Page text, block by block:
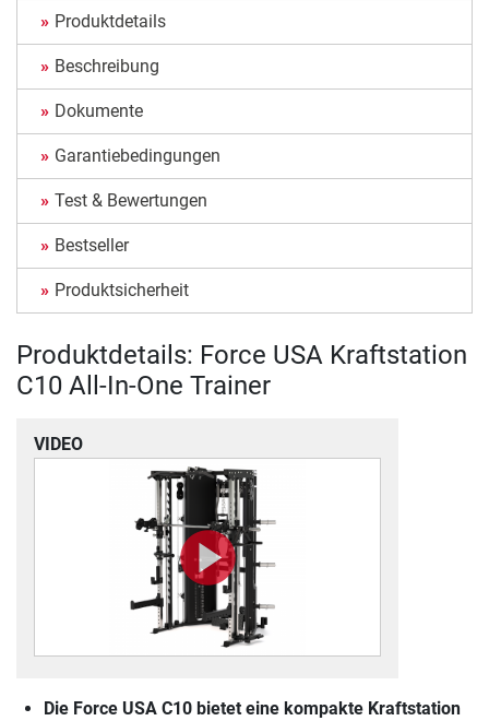
Produktdetails
Beschreibung
Dokumente
Garantiebedingungen
Test & Bewertungen
Bestseller
Produktsicherheit
Produktdetails: Force USA Kraftstation
C10 All-In-One Trainer
VIDEO
Die Force USA C10 bietet eine kompakte Kraftstation